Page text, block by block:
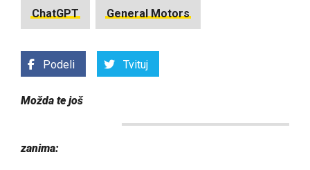
ChatGPT General Motors
Podeli Tvituj
Možda te još
zanima: